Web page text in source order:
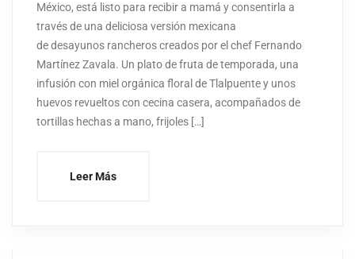
México, está listo para recibir a mamá y consentirla a
través de una deliciosa versión mexicana
de desayunos rancheros creados por el chef Fernando
Martínez Zavala. Un plato de fruta de temporada, una
infusión con miel orgánica floral de Tlalpuente y unos
huevos revueltos con cecina casera, acompañados de
tortillas hechas a mano, frijoles […]
Leer Más